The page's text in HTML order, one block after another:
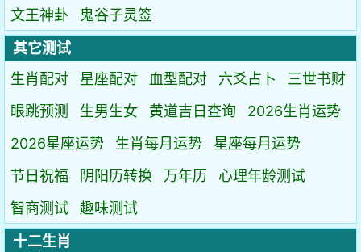
文王神卦
鬼谷子灵签
其它测试
生肖配对
星座配对 血型配对 六爻占卜
三世书财
眼跳预测
生男生女 黄道吉日查询
2026生肖运势
2026星座运势
生肖每月运势
星座每月运势
节日祝福
阴阳历转换 万年历
心理年龄测试
智商测试
趣味测试
十二生肖